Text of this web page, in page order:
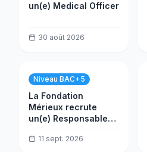
un(e) Medical Officer
30 août 2026
Niveau BAC+5
La Fondation
Mérieux recrute
un(e) Responsable
PROALAB
11 sept. 2026